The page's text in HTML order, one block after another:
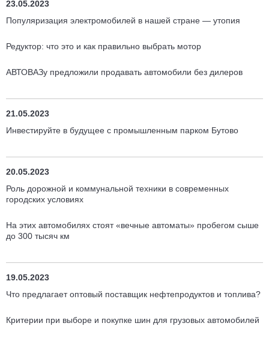
23.05.2023
Популяризация электромобилей в нашей стране — утопия
Редуктор: что это и как правильно выбрать мотор
АВТОВАЗу предложили продавать автомобили без дилеров
21.05.2023
Инвестируйте в будущее с промышленным парком Бутово
20.05.2023
Роль дорожной и коммунальной техники в современных
городских условиях
На этих автомобилях стоят «вечные автоматы» пробегом сыше
до 300 тысяч км
19.05.2023
Что предлагает оптовый поставщик нефтепродуктов и топлива?
Критерии при выборе и покупке шин для грузовых автомобилей